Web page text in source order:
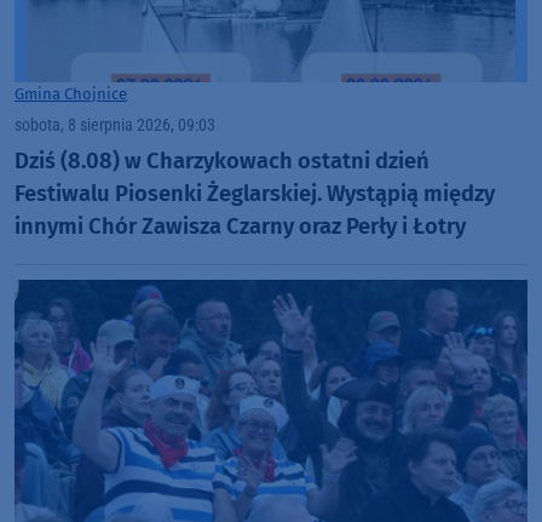
Gmina Chojnice
sobota, 8 sierpnia 2026, 09:03
Dziś (8.08) w Charzykowach ostatni dzień
Festiwalu Piosenki Żeglarskiej. Wystąpią między
innymi Chór Zawisza Czarny oraz Perły i Łotry